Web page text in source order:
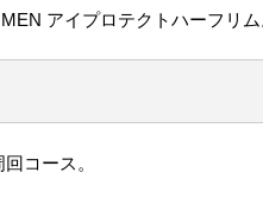
アイプロテクトハーフリム
コース。